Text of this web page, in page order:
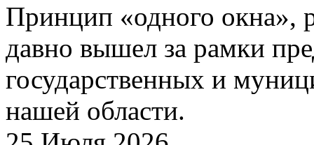
Принцип «одного окна»,
давно вышел за рамки
государственных и
нашей области.